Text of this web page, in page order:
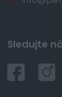
Sledujte